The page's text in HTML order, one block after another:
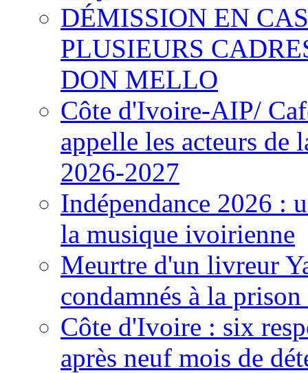
DÉMISSION EN
PLUSIEURS
DON MELLO
Côte d'Ivoire-AIP/
appelle les acteurs de
2026-2027
Indépendance 2026 :
la musique ivoirienne
Meurtre d'un livreur
condamnés à la
Côte d'Ivoire : six
après neuf mois de